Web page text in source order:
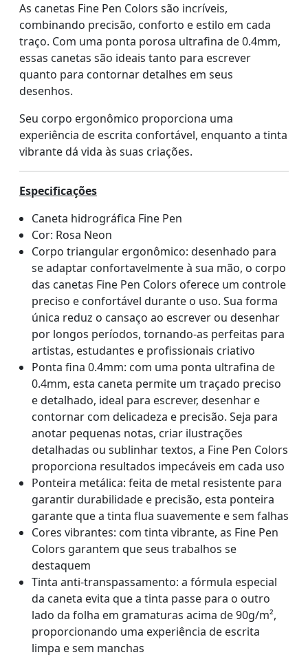
As canetas Fine Pen Colors são incríveis,
combinando precisão, conforto e estilo em cada
traço. Com uma ponta porosa ultrafina de 0.4mm,
essas canetas são ideais tanto para escrever
quanto para contornar detalhes em seus
desenhos.
Seu corpo ergonômico proporciona uma
experiência de escrita confortável, enquanto a tinta
vibrante dá vida às suas criações.
Especificações
Caneta hidrográfica Fine Pen
Cor: Rosa Neon
Corpo triangular ergonômico: desenhado para
se adaptar confortavelmente à sua mão, o corpo
das canetas Fine Pen Colors oferece um controle
preciso e confortável durante o uso. Sua forma
única reduz o cansaço ao escrever ou desenhar
por longos períodos, tornando-as perfeitas para
artistas, estudantes e profissionais criativo
Ponta fina 0.4mm: com uma ponta ultrafina de
0.4mm, esta caneta permite um traçado preciso
e detalhado, ideal para escrever, desenhar e
contornar com delicadeza e precisão. Seja para
anotar pequenas notas, criar ilustrações
detalhadas ou sublinhar textos, a Fine Pen Colors
proporciona resultados impecáveis em cada uso
Ponteira metálica: feita de metal resistente para
garantir durabilidade e precisão, esta ponteira
garante que a tinta flua suavemente e sem falhas
Cores vibrantes: com tinta vibrante, as Fine Pen
Colors garantem que seus trabalhos se
destaquem
Tinta anti-transpassamento: a fórmula especial
da caneta evita que a tinta passe para o outro
lado da folha em gramaturas acima de 90g/m²,
proporcionando uma experiência de escrita
limpa e sem manchas